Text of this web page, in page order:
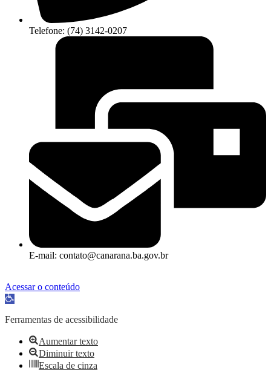
Telefone: (74) 3142-0207
E-mail: contato@canarana.ba.gov.br
Acessar o conteúdo
Abrir a barra de ferramentas
Ferramentas de acessibilidade
Aumentar texto
Diminuir texto
Escala de cinza